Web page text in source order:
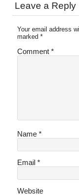
Leave a Reply
Your email address
marked *
Comment *
Name *
Email *
Website